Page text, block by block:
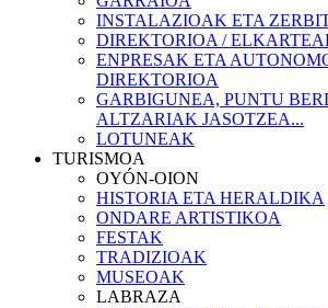
INSTALAZIOAK ETA
DIREKTORIOA /
ENPRESAK ETA
DIREKTORIOA
GARBIGUNEA, PUNTU
ALTZARIAK JASOTZEA...
LOTUNEAK
TURISMOA
OYÓN-OION
HISTORIA ETA HERALDIKA
ONDARE ARTISTIKOA
FESTAK
TRADIZIOAK
MUSEOAK
LABRAZA